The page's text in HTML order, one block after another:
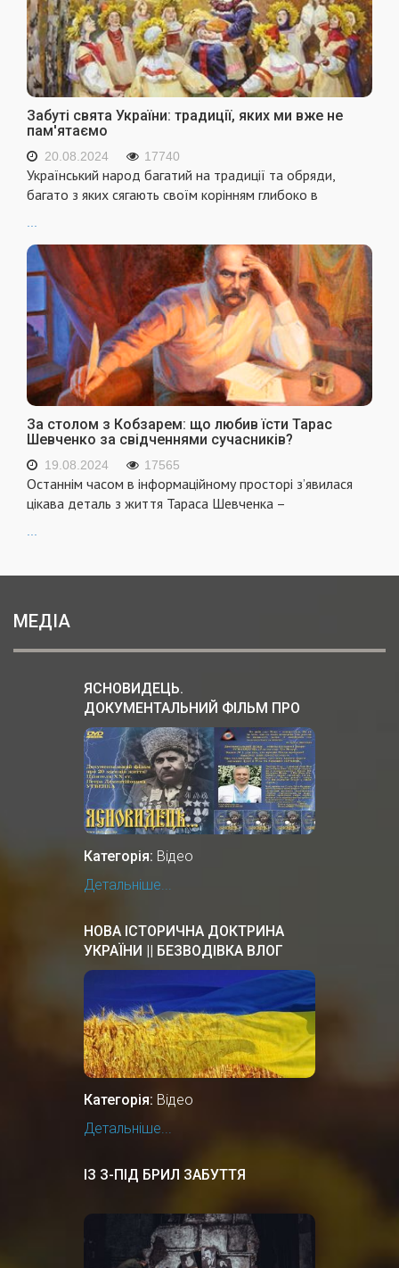
Забуті свята України: традиції, яких ми вже не
пам'ятаємо
20.08.2024 17740
Український народ багатий на традиції та обряди,
багато з яких сягають своїм корінням глибоко в
...
За столом з Кобзарем: що любив їсти Тарас
Шевченко за свідченнями сучасників?
19.08.2024 17565
Останнім часом в інформаційному просторі з’явилася
цікава деталь з життя Тараса Шевченка –
МЕДІА
ЯСНОВИДЕЦЬ.
ДОКУМЕНТАЛЬНИЙ ФIЛЬМ ПРО
УКРАЇНСЬКОГО ЦІЛИТЕЛЯ.
Категорія: Відео
Детальніше...
НОВА ІСТОРИЧНА ДОКТРИНА
УКРАЇНИ || БЕЗВОДІВКА ВЛОГ
Категорія: Відео
Детальніше...
ІЗ З-ПІД БРИЛ ЗАБУТТЯ